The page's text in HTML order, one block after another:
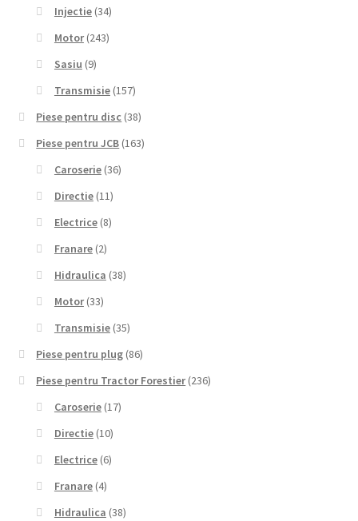
Injectie (34)
Motor (243)
Sasiu (9)
Transmisie (157)
Piese pentru disc (38)
Piese pentru JCB (163)
Caroserie (36)
Directie (11)
Electrice (8)
Franare (2)
Hidraulica (38)
Motor (33)
Transmisie (35)
Piese pentru plug (86)
Piese pentru Tractor Forestier (236)
Caroserie (17)
Directie (10)
Electrice (6)
Franare (4)
Hidraulica (38)